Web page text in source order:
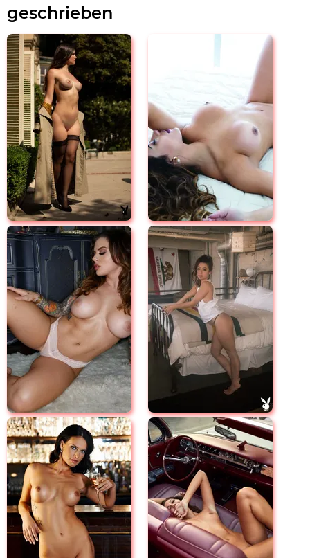
geschrieben